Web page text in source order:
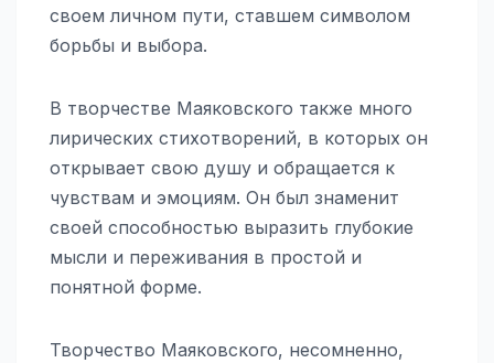
своем личном пути, ставшем символом
борьбы и выбора.
В творчестве Маяковского также много
лирических стихотворений, в которых он
открывает свою душу и обращается к
чувствам и эмоциям. Он был знаменит
своей способностью выразить глубокие
мысли и переживания в простой и
понятной форме.
Творчество Маяковского, несомненно,